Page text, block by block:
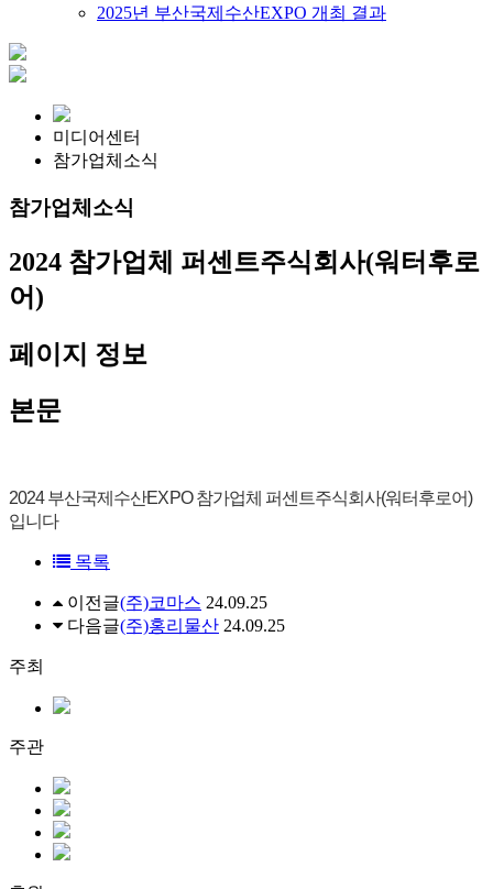
2025년 부산국제수산EXPO 개최 결과
미디어센터
참가업체소식
참가업체소식
2024 참가업체
퍼센트주식회사(워터후로
어)
페이지 정보
본문
2024 부산국제수산EXPO 참가업체 퍼센트주식회사(워터후로어)
입니다
목록
이전글(주)코마스 24.09.25
다음글(주)홍리물산 24.09.25
주최
주관